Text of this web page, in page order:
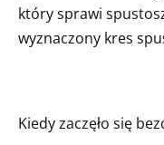
który sprawi
wyznaczony kres
Kiedy zaczęło się